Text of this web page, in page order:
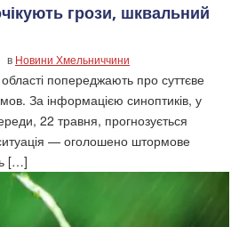
грози, шквальний
в Новини Хмельниччини
попереджають про суттєве
За інформацією синоптиків, у
22 травня, прогнозується
— оголошено штормове
[…]